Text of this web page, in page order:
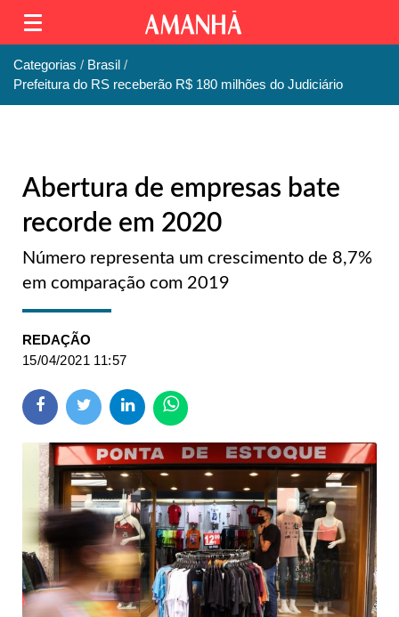
Categorias
Brasil
Prefeitura do RS receberão R$ 180 milhões do Judiciário
Abertura de empresas bate
recorde em 2020
Número representa um crescimento de 8,7%
em comparação com 2019
REDAÇÃO
15/04/2021 11:57